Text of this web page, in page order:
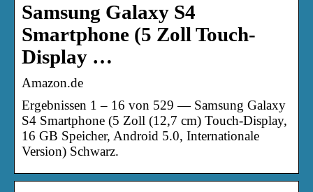
Samsung Galaxy S4
Smartphone (5 Zoll Touch-
Display …
Amazon.de
Ergebnissen 1 – 16 von 529 — Samsung Galaxy
S4 Smartphone (5 Zoll (12,7 cm) Touch-Display,
16 GB Speicher, Android 5.0, Internationale
Version) Schwarz.